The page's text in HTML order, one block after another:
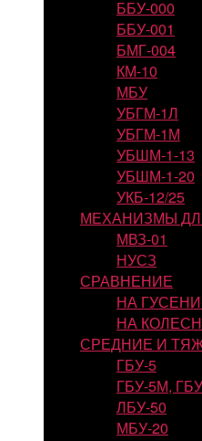
ББУ-000
ББУ-001
БМГ-004
КМ-10
МБУ
УБГМ-1Л
УБГМ-1М
УБШМ-1-13
УБШМ-1-20
УКБ-12/25
МЕХАНИЗМЫ
МВЗ-01
НУСЗ
СРАВНЕНИЕ
НА
НА
СРЕДНИЕ И
ГБУ-5
ГБУ-5М,
ЛБУ-50
МБУ-20